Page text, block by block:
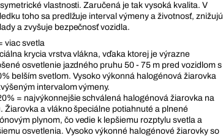
vlastnosti. Zaručená je tak vysoká kvalita. V
toho sa predlžuje interval výmeny a životnosť, znižujú
a zvyšuje bezpečnosť vozidla.
viac svetla
krycia vrstva vlákna, vďaka ktorej je výrazne
osvetlenie jazdného pruhu 50 - 75 m pred vozidlom s
belším svetlom. Vysoko výkonná halogénová žiarovka
intervalom výmeny.
= najvýkonnejšie schválená halogénová žiarovka na
Žiarovka a vlákno špeciálne potiahnuté a plnené
plynom, čo vedie k lepšiemu rozptylu svetla a
osvetlenia. Vysoko výkonné halogénové žiarovky so